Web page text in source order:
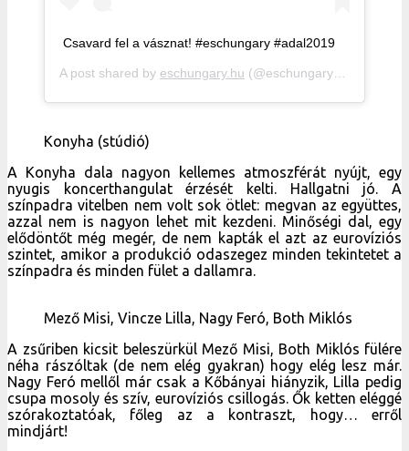
nyugis koncerthangulat érzését kelti. Hallgatni jó. A
színpadra vitelben nem volt sok ötlet: megvan az együttes,
azzal nem is nagyon lehet mit kezdeni. Minőségi dal, egy
szintet, amikor a produkció odaszegez minden tekintetet a
Mező Misi, Vincze Lilla, Nagy Feró, Both Miklós
A zsűriben kicsit beleszürkül Mező Misi, Both Miklós fülére
néha rászóltak (de nem elég gyakran) hogy elég lesz már.
Nagy Feró mellől már csak a Kőbányai hiányzik, Lilla pedig
csupa mosoly és szív, eurovíziós csillogás. Ők ketten eléggé
szórakoztatóak, főleg az a kontraszt, hogy… erről
mindjárt!
Váray László
Váray László nagy csodabogár volt. Nagy Ferónak volt egy
olyan nyilatkozata hetekkel a dal előtt, hogy csak a legjobb
dalokat engedték a tévés válogatóba. Ehhez képest Feró
áthangszereltetné ezt a primitív hangszeres kapirgálást.
Mindenesetre nem csoda hogy ez a dal az előszavazási
listák végén kullogott. Erőltetett sokszínűség a legjobb